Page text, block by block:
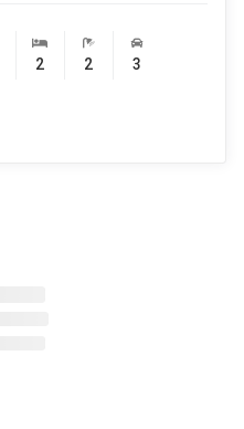
2 2 3